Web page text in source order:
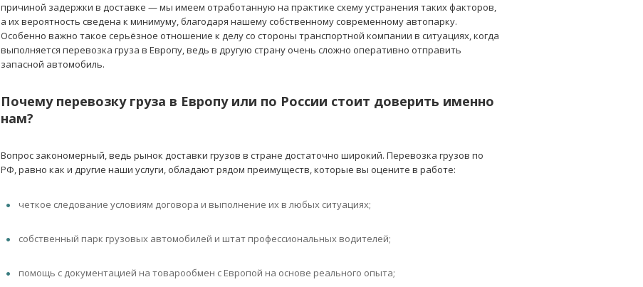
причиной задержки в доставке — мы имеем отработанную на практике схему устранения таких факторов,
а их вероятность сведена к минимуму, благодаря нашему собственному современному автопарку.
Особенно важно такое серьёзное отношение к делу со стороны транспортной компании в ситуациях, когда
выполняется перевозка груза в Европу, ведь в другую страну очень сложно оперативно отправить
запасной автомобиль.
Почему перевозку груза в Европу или по России стоит доверить именно
нам?
Вопрос закономерный, ведь рынок доставки грузов в стране достаточно широкий. Перевозка грузов по
РФ, равно как и другие наши услуги, обладают рядом преимуществ, которые вы оцените в работе:
четкое следование условиям договора и выполнение их в любых ситуациях;
собственный парк грузовых автомобилей и штат профессиональных водителей;
помощь с документацией на товарообмен с Европой на основе реального опыта;